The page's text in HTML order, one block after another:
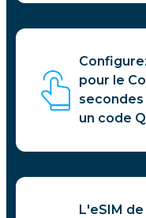
pour le
un code
L'eSIM